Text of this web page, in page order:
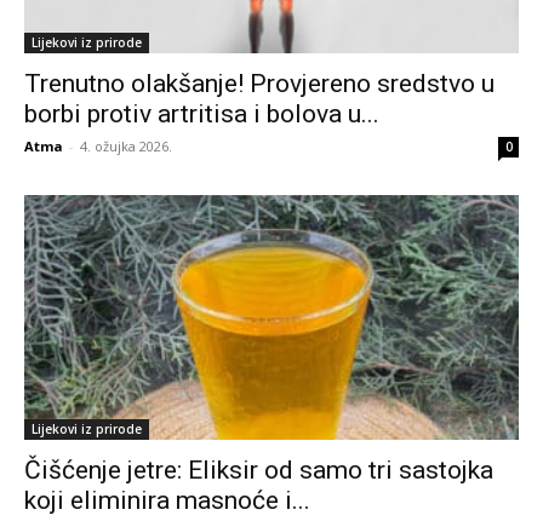
Lijekovi iz prirode
Trenutno olakšanje! Provjereno sredstvo u
borbi protiv artritisa i bolova u...
Atma - 4. ožujka 2026. 0
Lijekovi iz prirode
Čišćenje jetre: Eliksir od samo tri sastojka
koji eliminira masnoće i...